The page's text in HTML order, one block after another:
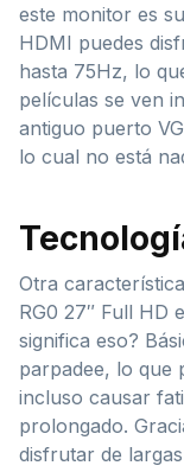
este monitor es
HDMI puedes
hasta 75Hz, lo
películas se ven
antiguo puerto
lo cual no está
Otra
RG0 27″ Full HD
significa eso?
parpadee, lo que
incluso causar
prolongado.
disfrutar de